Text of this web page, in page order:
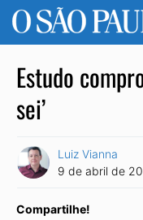
Estudo
sei’
Luiz Vianna
9 de abril de
Compartilhe!